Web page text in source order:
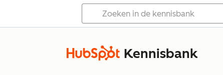
Kennisbank